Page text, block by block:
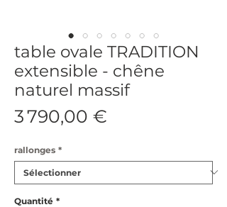
table ovale TRADITION
extensible - chêne
naturel massif
3 790,00 €
rallonges *
Quantité *